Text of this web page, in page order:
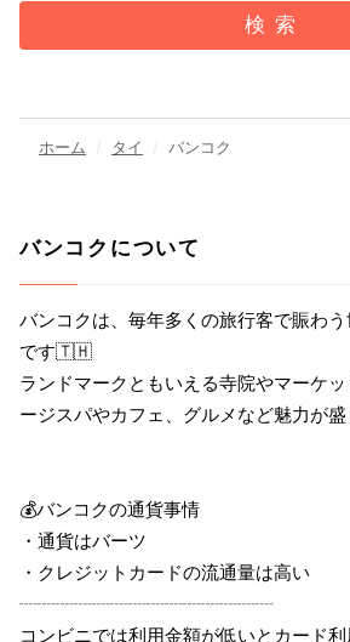
検 索
ホーム タイ バンコク
バンコクについて
バンコクは、毎年多くの旅行客で賑わ
です🇹🇭
ランドマークともいえる寺院やマーケ
ージスパやカフェ、グルメなど魅力が盛
💰バンコクの通貨事情
・通貨はバーツ
・クレジットカードの流通量は高い
┈┈┈┈┈┈┈┈┈┈┈┈┈┈
コンビニでは利用金額が低いとカード